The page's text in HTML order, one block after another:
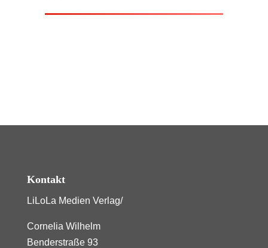
Kontakt
LiLoLa Medien Verlag/
Cornelia Wilhelm
Benderstraße 93